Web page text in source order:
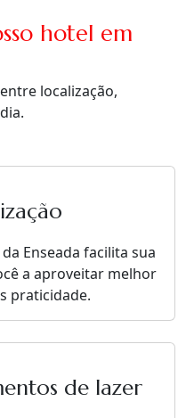
hotel em
localização,
Enseada facilita sua
a aproveitar melhor
praticidade.
de lazer